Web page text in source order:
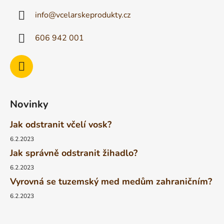
info@vcelarskeprodukty.cz
606 942 001
Novinky
Jak odstranit včelí vosk?
6.2.2023
Jak správně odstranit žihadlo?
6.2.2023
Vyrovná se tuzemský med medům zahraničním?
6.2.2023